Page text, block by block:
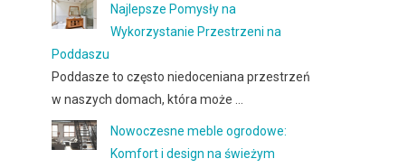
Najlepsze Pomysły na
Wykorzystanie Przestrzeni na
Poddaszu
Poddasze to często niedoceniana przestrzeń
w naszych domach, która może …
Nowoczesne meble ogrodowe:
Komfort i design na świeżym